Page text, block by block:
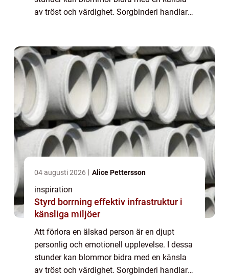
av tröst och värdighet. Sorgbinderi handlar
04 augusti 2026 Alice Pettersson
inspiration
Styrd borrning effektiv infrastruktur i
känsliga miljöer
Att förlora en älskad person är en djupt
personlig och emotionell upplevelse. I dessa
stunder kan blommor bidra med en känsla
av tröst och värdighet. Sorgbinderi handlar